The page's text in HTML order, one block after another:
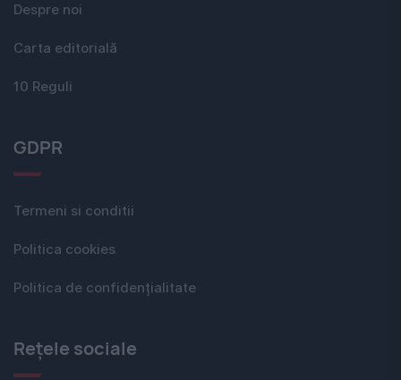
Despre noi
Carta editorială
10 Reguli
GDPR
Termeni si conditii
Politica cookies
Politica de confidențialitate
Rețele sociale